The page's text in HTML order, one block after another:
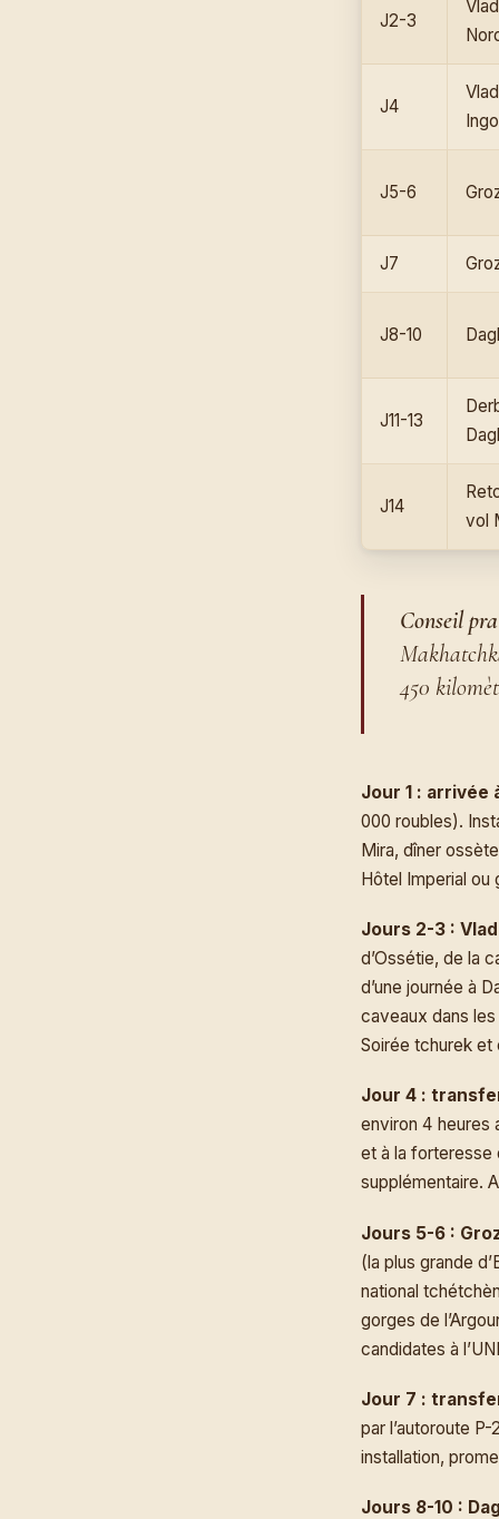
J2-3
J4
J5-6
J7
J8-10
J11-13
J14
vol
Conseil
450
Jour 1 : arrivée
000 roubles).
Mira, dîner
Hôtel Imperial ou
Jours 2-3 :
d’Ossétie, de la
d’une journée à
caveaux dans
Soirée tchurek et
Jour 4 :
environ 4 heures
et à la forteresse
supplémentaire.
Jours 5-6 :
(la plus grande
national
gorges de
candidates à
Jour 7 :
par l’autoroute
installation,
Jours 8-10 :